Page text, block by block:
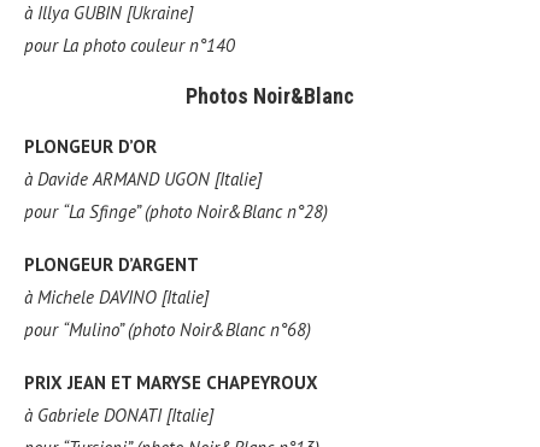
à Illya GUBIN [Ukraine]
pour La photo couleur n°140
Photos Noir&Blanc
PLONGEUR D’OR
à Davide ARMAND UGON [Italie]
pour “La Sfinge” (photo Noir&Blanc n°28)
PLONGEUR D’ARGENT
à Michele DAVINO [Italie]
pour “Mulino” (photo Noir&Blanc n°68)
PRIX JEAN ET MARYSE CHAPEYROUX
à Gabriele DONATI [Italie]